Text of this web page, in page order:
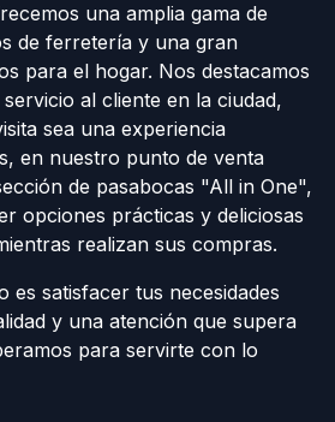
una amplia gama de
de ferretería y una gran
para el hogar. Nos destacamos
al cliente en la ciudad,
sea una experiencia
en nuestro punto de venta
de pasabocas "All in One",
opciones prácticas y deliciosas
realizan sus compras.
es satisfacer tus necesidades
y una atención que supera
para servirte con lo